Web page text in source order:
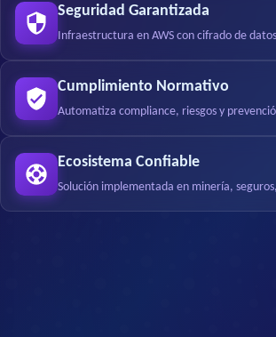
Seguridad Garantizada
Infraestructura en AWS con cifrado de
Cumplimiento Normativo
Automatiza compliance, riesgos y
Ecosistema Confiable
Solución implementada en minería,